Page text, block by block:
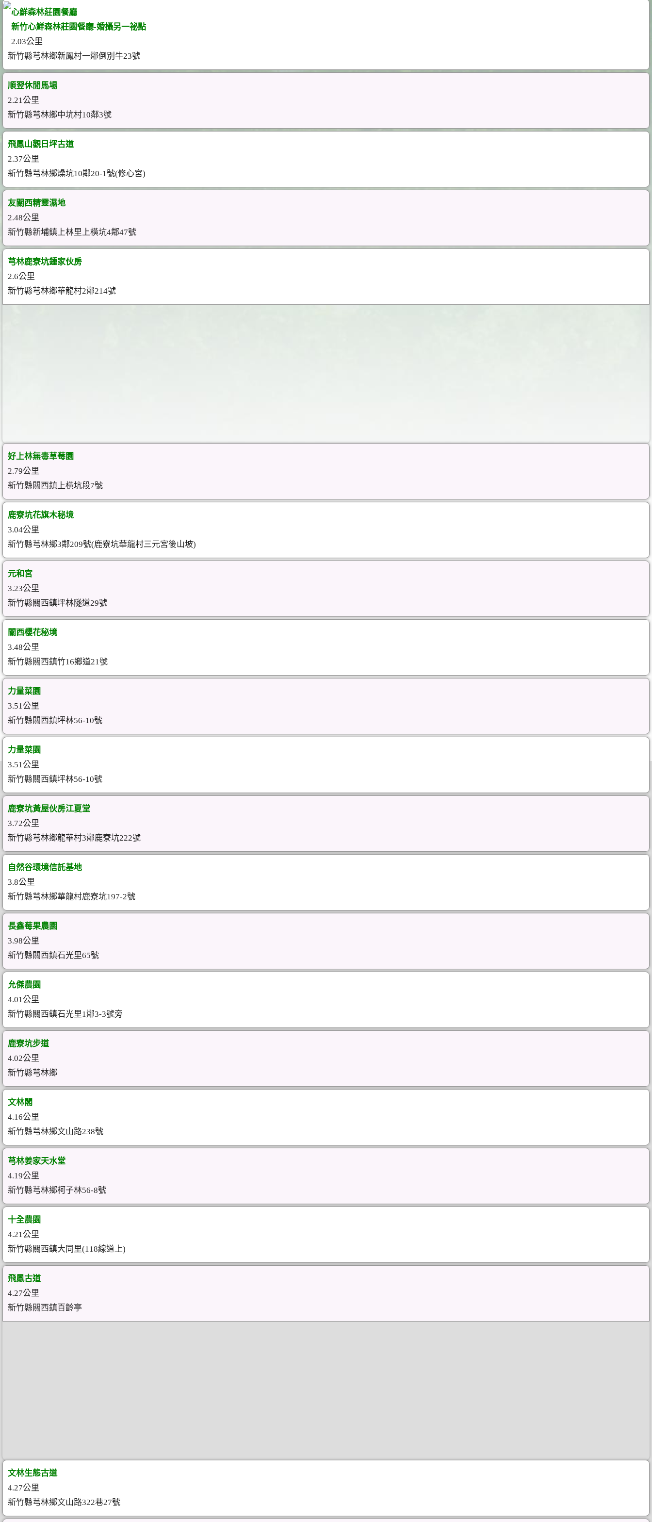
心鮮森林莊園餐廳
新竹心鮮森林莊園餐廳-婚攝另一祕點
2.03公里
新竹縣芎林鄉新鳳村一鄰倒別牛23號
順翌休閒馬場
2.21公里
新竹縣芎林鄉中坑村10鄰3號
飛鳳山觀日坪古道
2.37公里
新竹縣芎林鄉燥坑10鄰20-1號(修心宮)
友關西精靈濕地
2.48公里
新竹縣新埔鎮上林里上橫坑4鄰47號
芎林鹿寮坑鍾家伙房
2.6公里
新竹縣芎林鄉華龍村2鄰214號
好上林無毒草莓園
2.79公里
新竹縣關西鎮上橫坑段7號
鹿寮坑花旗木秘境
3.04公里
新竹縣芎林鄉3鄰209號(鹿寮坑華龍村三元宮後山坡)
元和宮
3.23公里
新竹縣關西鎮坪林隧道29號
關西櫻花秘境
3.48公里
新竹縣關西鎮竹16鄉道21號
力量菜園
3.51公里
新竹縣關西鎮坪林56-10號
力量菜園
3.51公里
新竹縣關西鎮坪林56-10號
鹿寮坑黃屋伙房江夏堂
3.72公里
新竹縣芎林鄉龍華村3鄰鹿寮坑222號
自然谷環境信託基地
3.8公里
新竹縣芎林鄉華龍村鹿寮坑197-2號
長鑫莓果農園
3.98公里
新竹縣關西鎮石光里65號
允傑農園
4.01公里
新竹縣關西鎮石光里1鄰3-3號旁
鹿寮坑步道
4.02公里
新竹縣芎林鄉
文林閣
4.16公里
新竹縣芎林鄉文山路238號
芎林姜家天水堂
4.19公里
新竹縣芎林鄉柯子林56-8號
十全農園
4.21公里
新竹縣關西鎮大同里(118線道上)
飛鳳古道
4.27公里
新竹縣關西鎮百齡亭
文林生態古道
4.27公里
新竹縣芎林鄉文山路322巷27號